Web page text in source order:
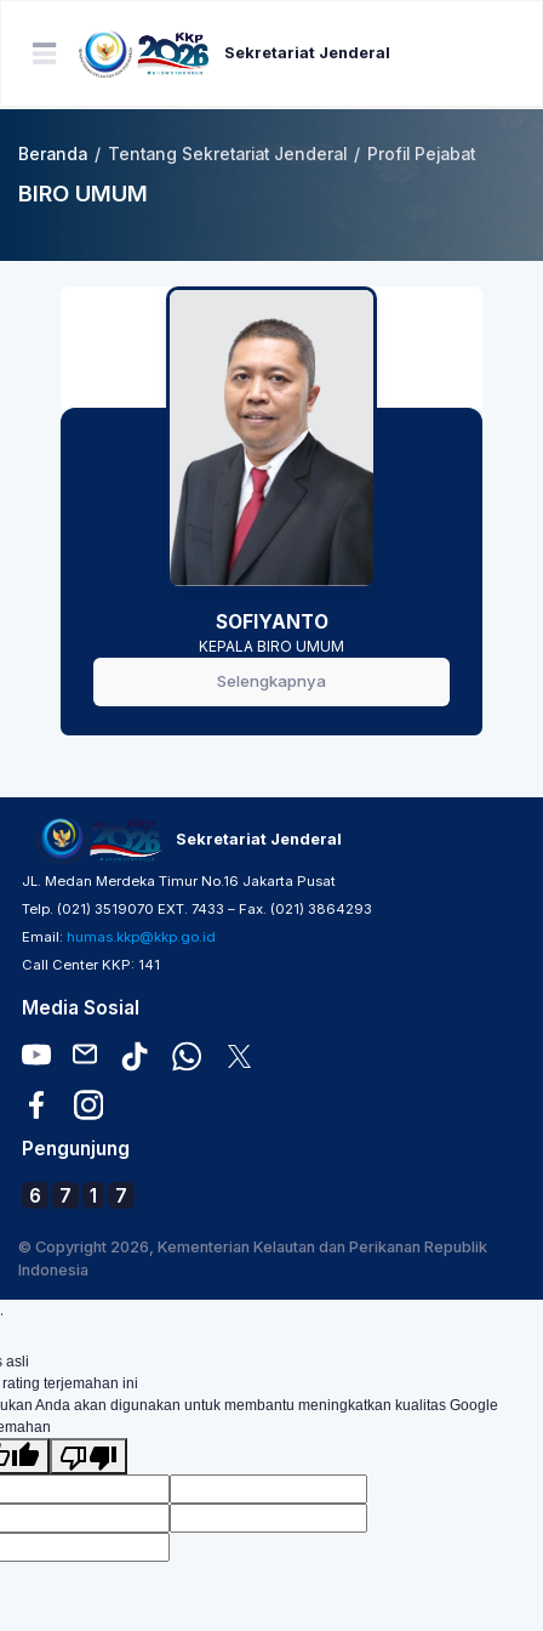
Sekretariat Jenderal
Beranda / Tentang Sekretariat Jenderal / Profil Pejabat
BIRO UMUM
SOFIYANTO
KEPALA BIRO UMUM
Selengkapnya
Sekretariat Jenderal
JL. Medan Merdeka Timur No.16 Jakarta Pusat
Telp. (021) 3519070 EXT. 7433 – Fax. (021) 3864293
Email: humas.kkp@kkp.go.id
Call Center KKP: 141
Media Sosial
Pengunjung
6 7 1 7
© Copyright 2026, Kementerian Kelautan dan Perikanan Republik
Indonesia
.
asli
terjemahan ini
Anda akan digunakan untuk membantu meningkatkan kualitas Google